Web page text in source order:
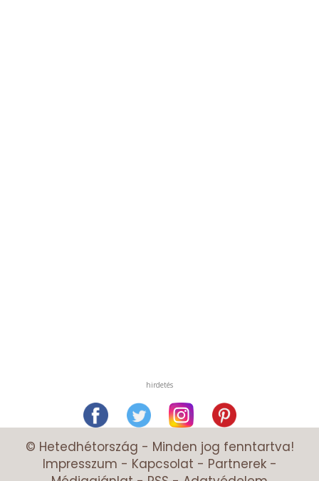
hirdetés
© Hetedhétország - Minden jog fenntartva!
Impresszum - Kapcsolat - Partnerek-